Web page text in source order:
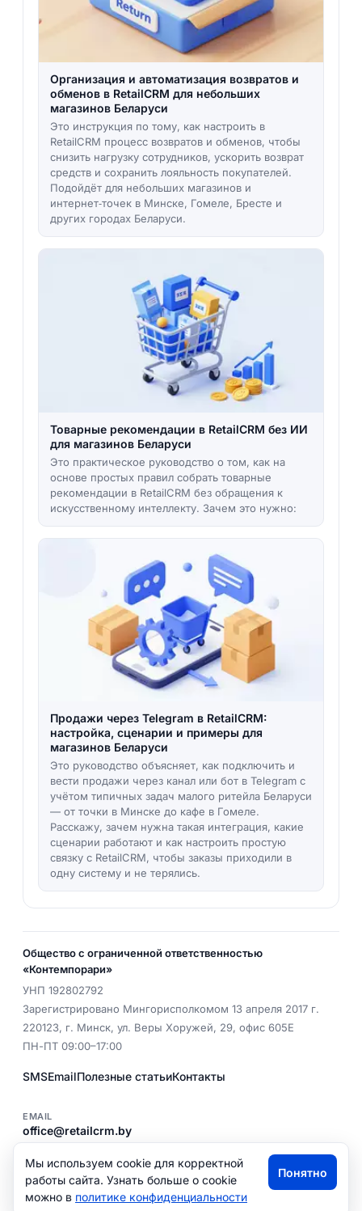
Организация и автоматизация возвратов и
обменов в RetailCRM для небольших
магазинов Беларуси
Это инструкция по тому, как настроить в
RetailCRM процесс возвратов и обменов, чтобы
снизить нагрузку сотрудников, ускорить возврат
средств и сохранить лояльность покупателей.
Подойдёт для небольших магазинов и
интернет‑точек в Минске, Гомеле, Бресте и
других городах Беларуси.
Товарные рекомендации в RetailCRM без ИИ
для магазинов Беларуси
Это практическое руководство о том, как на
основе простых правил собрать товарные
рекомендации в RetailCRM без обращения к
искусственному интеллекту. Зачем это нужно:
Продажи через Telegram в RetailCRM:
настройка, сценарии и примеры для
магазинов Беларуси
Это руководство объясняет, как подключить и
вести продажи через канал или бот в Telegram с
учётом типичных задач малого ритейла Беларуси
— от точки в Минске до кафе в Гомеле.
Расскажу, зачем нужна такая интеграция, какие
сценарии работают и как настроить простую
связку с RetailCRM, чтобы заказы приходили в
одну систему и не терялись.
Общество с ограниченной ответственностью
«Контемпорари»
УНП 192802792
Зарегистрировано Мингорисполкомом 13 апреля 2017 г.
220123, г. Минск, ул. Веры Хоружей, 29, офис 605Е
ПН-ПТ 09:00–17:00
SMSEmailПолезные статьиКонтакты
EMAIL
office@retailcrm.by
ТЕЛ.
+375 (29) 341 00 43
Политика конфиденциальности
Мы используем cookie для корректной
работы сайта. Узнать больше о cookie
можно в политике конфиденциальности
Понятно